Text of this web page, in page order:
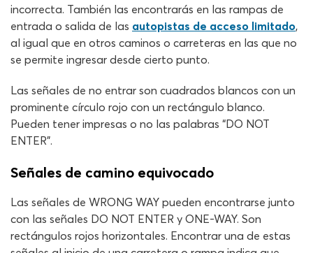
incorrecta. También las encontrarás en las rampas de
entrada o salida de las autopistas de acceso limitado,
al igual que en otros caminos o carreteras en las que no
se permite ingresar desde cierto punto.
Las señales de no entrar son cuadrados blancos con un
prominente círculo rojo con un rectángulo blanco.
Pueden tener impresas o no las palabras “DO NOT
ENTER”.
Señales de camino equivocado
Las señales de WRONG WAY pueden encontrarse junto
con las señales DO NOT ENTER y ONE-WAY. Son
rectángulos rojos horizontales. Encontrar una de estas